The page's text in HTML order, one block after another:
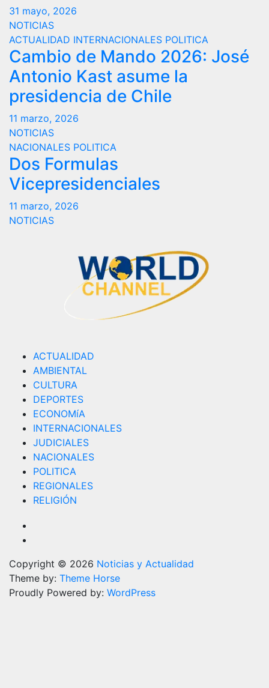
31 mayo, 2026
NOTICIAS
ACTUALIDAD INTERNACIONALES POLITICA
Cambio de Mando 2026: José
Antonio Kast asume la
presidencia de Chile
11 marzo, 2026
NOTICIAS
NACIONALES POLITICA
Dos Formulas
Vicepresidenciales
11 marzo, 2026
NOTICIAS
ACTUALIDAD
AMBIENTAL
CULTURA
DEPORTES
ECONOMíA
INTERNACIONALES
JUDICIALES
NACIONALES
POLITICA
REGIONALES
RELIGIÓN
Copyright © 2026 Noticias y Actualidad
Theme by: Theme Horse
Proudly Powered by: WordPress